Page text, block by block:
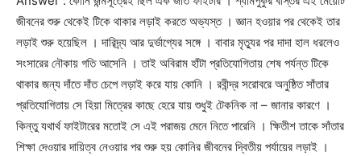
জীবনের শুরু থেকেই টিকে থাকার লড়াই করতে অভ্যস্ত । জ্ঞান হওয়ার পর থেকেই তার
লড়াই শুরু হয়েছিল । দারিদ্র্য আর দুর্ভাগ্যের সঙ্গে । বাবার মৃত্যুর পর দাদা হাল ধরলেও
সংসারের নৌকায় গতি আসেনি । তাই অবিরাম হাঁটা প্রতিযোগিতায় শেষ পর্যন্ত টিকে
থাকার জন্য দাঁতে দাঁত চেপে লড়াই করে যায় কোনি । রবীন্দ্র সরোবরে অনুষ্ঠিত সাঁতার
প্রতিযোগিতায় সে হিয়া মিত্রের কাছে হেরে যায় শুধুই টেকনিক না – জানার কারণে ।
কিন্তু যথার্থ ফাইটারের মতোই সে এই পরাজয় মেনে নিতে পারেনি । ক্ষিতীশ তাকে সাঁতার
শিক্ষা দেওয়ার দায়িত্ব নেওয়ার পর শুরু হয় কোনির জীবনের দ্বিতীয় পর্যায়ের লড়াই ।